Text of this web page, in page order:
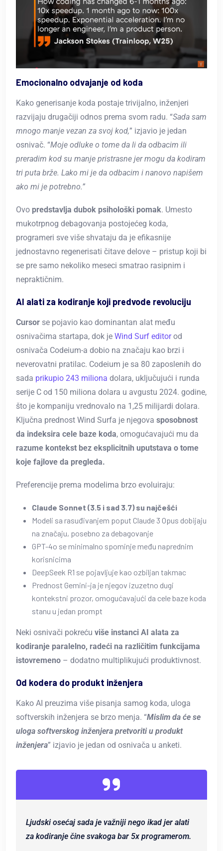
Emocionalno odvajanje od koda
Kako generisanje koda postaje trivijalno, inženjeri
razvijaju drugačiji odnos prema svom radu. “Sada sam
mnogo manje vezan za svoj kod,” izjavio je jedan
osnivač. “Moje odluke o tome da li da odbacim ili
preradim kod su manje pristrasne jer mogu da kodiram
tri puta brže. Lako mi je da odbacim i nanovo napišem
ako mi je potrebno.”
Ovo predstavlja dubok psihološki pomak. Umesto
mukotrpnog debagovanja postojećeg koda,
programeri sve više shvataju da je efikasnije
jednostavno regenerisati čitave delove – pristup koji bi
se pre samo nekoliko meseci smatrao rasipnim i
nepraktičnim.
AI alati za kodiranje koji predvode revoluciju
Cursor se pojavio kao dominantan alat među
osnivačima startapa, dok je Wind Surf editorod
osnivača Codeium-a dobio na značaju kao brzi i
neverovatni pratilac. Codeium je sa 80 zaposlenih do
sada prikupio 243 miliona dolara, uključujući i runda
serije C od 150 miliona dolara u avgustu 2024. godine,
što je kompaniju vrednovalo na 1,25 milijardi dolara.
Ključna prednost Wind Surfa je njegova sposobnost
da indeksira cele baze koda, omogućavajući mu da
razume kontekst bez eksplicitnih uputstava o tome
koje fajlove da pregleda.
Preferencije prema modelima brzo evoluiraju:
Claude Sonnet (3.5 i sad 3.7) su najčešći
Modeli sa rasuđivanjem poput Claude 3 Opus dobijaju
na značaju, posebno za debagovanje
GPT-4o se minimalno spominje među naprednim
korisnicima
DeepSeek R1 se pojavljuje kao ozbiljan takmac
Prednost Gemini-ja je njegov izuzetno dugi
kontekstni prozor, omogućavajući da cele baze koda
stanu u jedan prompt
Neki osnivači pokreću više instanci AI alata za
kodiranje paralelno, radeći na različitim funkcijama
istovremeno – dodatno multiplikujući produktivnost.
Od kodera do produkt inženjera
Kako AI preuzima više pisanja samog koda, uloga
softverskih inženjera se brzo menja. “Mislim da će se
uloga softverskog inženjera pretvoriti u produkt
inženjera” izjavio je jedan od osnivača u anketi.
Ljudski osećaj sada je važniji nego ikad jer alati
za kodiranje čine svakoga bar 5x programerom.